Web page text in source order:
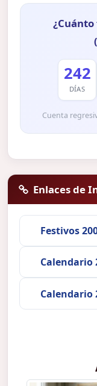
242
DÍAS
Cuenta
Enlaces de
Festivos
Calendario
Calendario